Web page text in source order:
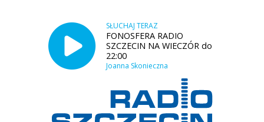
SŁUCHAJ TERAZ
FONOSFERA RADIO
SZCZECIN NA WIECZÓR do
22:00
Joanna Skonieczna